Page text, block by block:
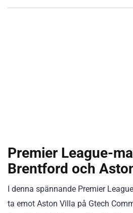
Premier League-
Brentford och
I denna spännande Premier
ta emot Aston Villa på Gtech